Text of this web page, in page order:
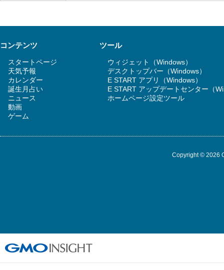
コンテンツ
スタートページ
天気予報
カレンダー
誕生月占い
ニュース
動画
ゲーム
ツール
ウィジェット（Windows）
デスクトップバー（Windows）
E START アプリ（Windows）
E START アップデートセンター（
ホームページ設定ツール
Copyright © 2026